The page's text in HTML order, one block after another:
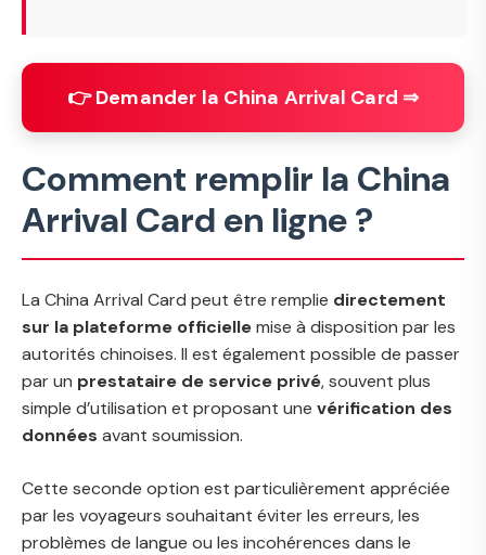
👉 Demander la China Arrival Card ⇒
Comment remplir la China
Arrival Card en ligne ?
La China Arrival Card peut être remplie directement
sur la plateforme officiellemise à disposition par les
autorités chinoises. Il est également possible de passer
par un prestataire de service privé, souvent plus
simple d’utilisation et proposant une vérification des
données avant soumission.
Cette seconde option est particulièrement appréciée
par les voyageurs souhaitant éviter les erreurs, les
problèmes de langue ou les incohérences dans le